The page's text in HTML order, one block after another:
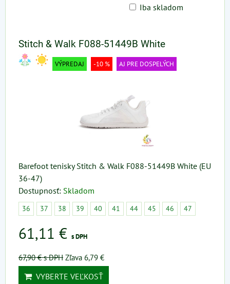
Iba skladom
Stitch & Walk F088-51449B White
VÝPREDAJ -10 % AJ PRE DOSPELÝCH
Barefoot tenisky Stitch & Walk F088-51449B White (EU
36-47)
Dostupnosť: Skladom
36 37 38 39 40 41 44 45 46 47
61,11 € s DPH
67,90 €s DPH Zľava 6,79 €
VYBERTE VEĽKOSŤ